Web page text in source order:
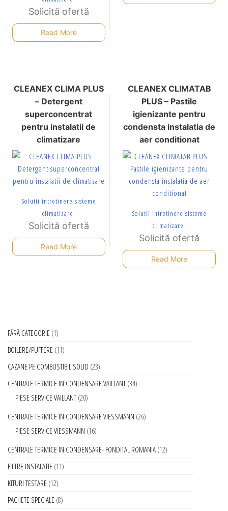
Solicită ofertă
Read More
CLEANEX CLIMA PLUS
– Detergent
superconcentrat
pentru instalatii de
climatizare
Solutii intretinere sisteme
climatizare
Solicită ofertă
Read More
CLEANEX CLIMATAB
PLUS – Pastile
igienizante pentru
condensta instalatia de
aer conditionat
Solutii intretinere sisteme
climatizare
Solicită ofertă
Read More
FĂRĂ CATEGORIE 1
BOILERE/PUFFERE 11
CAZANE PE COMBUSTIBIL SOLID 23
CENTRALE TERMICE IN CONDENSARE VAILLANT 34
PIESE SERVICE VAILLANT 20
CENTRALE TERMICE IN CONDENSARE VIESSMANN 26
PIESE SERVICE VIESSMANN 16
CENTRALE TERMICE IN CONDENSARE- FONDITAL ROMANIA 12
FILTRE INSTALATIE 11
KITURI TESTARE 12
PACHETE SPECIALE 8